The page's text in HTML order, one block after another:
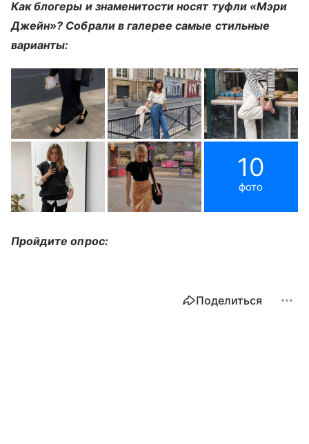
Как блогеры и знаменитости носят туфли «Мэри
Джейн»? Собрали в галерее самые стильные
варианты:
10
фото
Пройдите опрос:
Поделиться